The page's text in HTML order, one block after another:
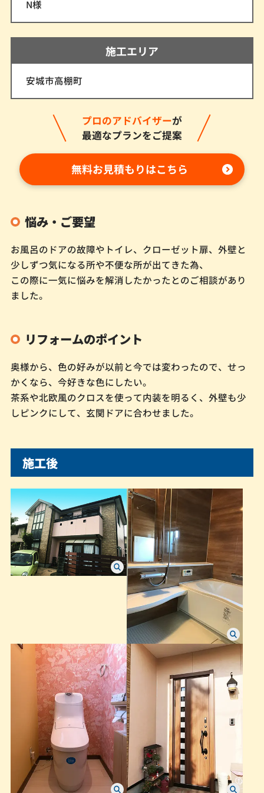
N様
施工エリア
安城市高棚町
プロのアドバイザーが
最適なプランをご提案
無料お見積もりはこちら
悩み・ご要望
お風呂のドアの故障やトイレ、クローゼット扉、外壁と
少しずつ気になる所や不便な所が出てきた為、
この際に一気に悩みを解消したかったとのご相談があり
ました。
リフォームのポイント
奥様から、色の好みが以前と今では変わったので、せっ
かくなら、今好きな色にしたい。
茶系や北欧風のクロスを使って内装を明るく、外壁も少
しピンクにして、玄関ドアに合わせました。
施工後